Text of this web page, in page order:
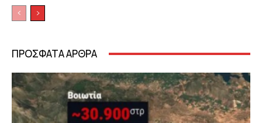
ΠΡΟΣΦΑΤΑ ΑΡΘΡΑ